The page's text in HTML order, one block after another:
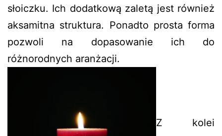
słoiczku. Ich dodatkową zaletą jest również
aksamitna struktura. Ponadto prosta forma
pozwoli na dopasowanie ich do
różnorodnych aranżacji.
Z kolei